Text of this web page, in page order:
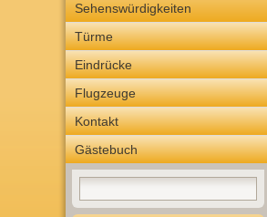
Sehenswürdigkeiten
Türme
Eindrücke
Flugzeuge
Kontakt
Gästebuch